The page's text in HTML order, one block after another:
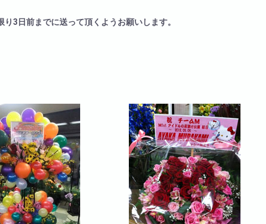
3日前までに送って頂くようお願いします。